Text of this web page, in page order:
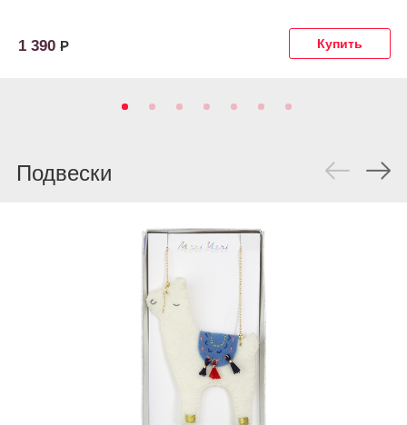
1 390 Р
Подвески